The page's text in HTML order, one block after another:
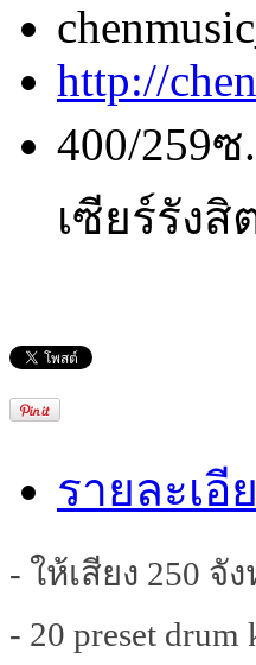
http://
400/259
เซียร์รัง
รายละเอี
- ให้เสียง 250
- 20 preset drum